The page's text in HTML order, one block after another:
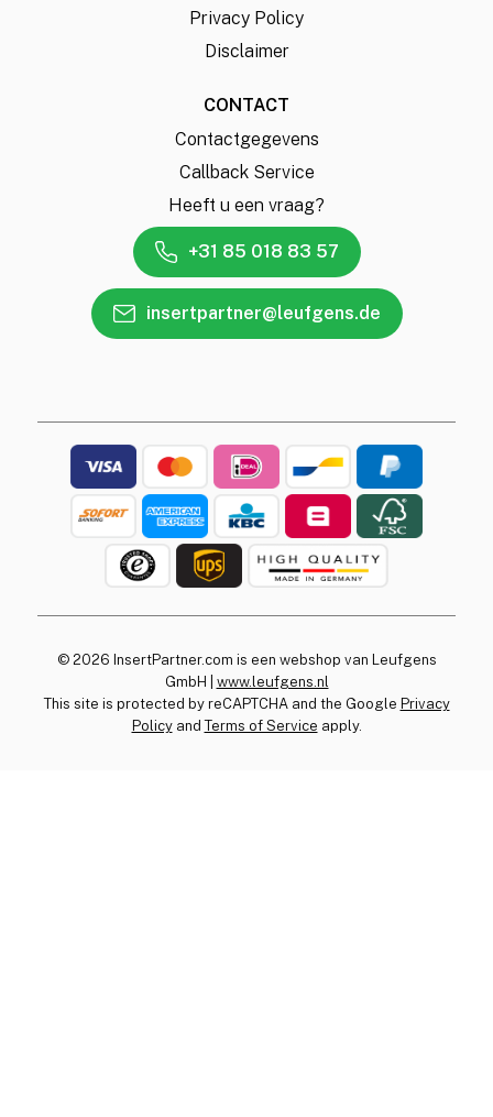
Privacy Policy
Disclaimer
CONTACT
Contactgegevens
Callback Service
Heeft u een vraag?
+31 85 018 83 57
insertpartner@leufgens.de
© 2026 InsertPartner.com is een webshop van Leufgens
GmbH | www.leufgens.nl
This site is protected by reCAPTCHA and the Google Privacy
PolicyandTerms of Service apply.